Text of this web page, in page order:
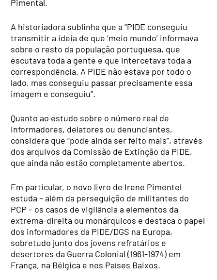
Pimental.
A historiadora sublinha que a “PIDE conseguiu
transmitir a ideia de que ‘meio mundo’ informava
sobre o resto da população portuguesa, que
escutava toda a gente e que intercetava toda a
correspondência. A PIDE não estava por todo o
lado, mas conseguiu passar precisamente essa
imagem e conseguiu”.
Quanto ao estudo sobre o número real de
informadores, delatores ou denunciantes,
considera que “pode ainda ser feito mais”, através
dos arquivos da Comissão de Extinção da PIDE,
que ainda não estão completamente abertos.
Em particular, o novo livro de Irene Pimentel
estuda – além da perseguição de militantes do
PCP – os casos de vigilância a elementos da
extrema-direita ou monárquicos e destaca o papel
dos informadores da PIDE/DGS na Europa,
sobretudo junto dos jovens refratários e
desertores da Guerra Colonial (1961-1974) em
França, na Bélgica e nos Países Baixos.